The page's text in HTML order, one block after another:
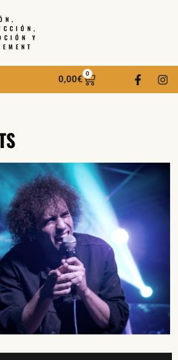
Y
0,00€
0
NUESTRO BOLETÍN
la Política de Privacidady la Nota Legal